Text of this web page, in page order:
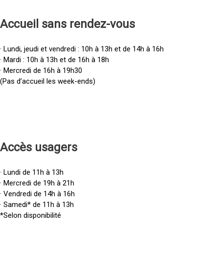
Accueil sans rendez-vous
· Lundi, jeudi et vendredi : 10h à 13h et de 14h à 16h
· Mardi : 10h à 13h et de 16h à 18h
· Mercredi de 16h à 19h30
(Pas d’accueil les week-ends)
Accès usagers
· Lundi de 11h à 13h
· Mercredi de 19h à 21h
· Vendredi de 14h à 16h
· Samedi* de 11h à 13h
*Selon disponibilité